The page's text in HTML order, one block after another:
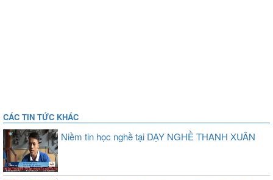
CÁC TIN TỨC KHÁC
Niềm tin học nghề tại DẠY NGHỀ THANH XUÂN